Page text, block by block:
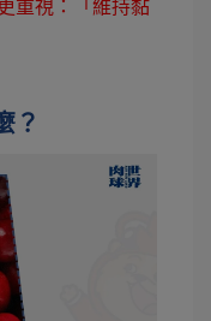
重視：「維持黏
？